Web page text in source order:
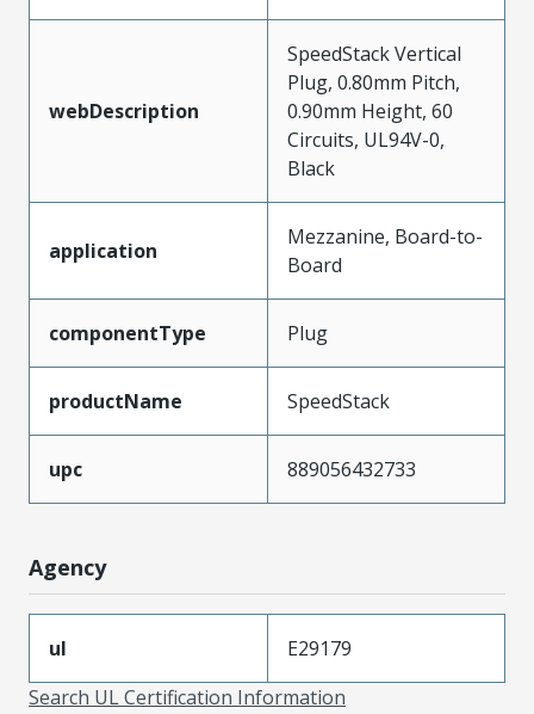
webDescription
SpeedStack Vertical
Plug, 0.80mm Pitch,
0.90mm Height, 60
Circuits, UL94V-0,
Black
application
Mezzanine, Board-to-
Board
componentType Plug
productName SpeedStack
upc 889056432733
Agency
ul
E29179
Search UL Certification Information